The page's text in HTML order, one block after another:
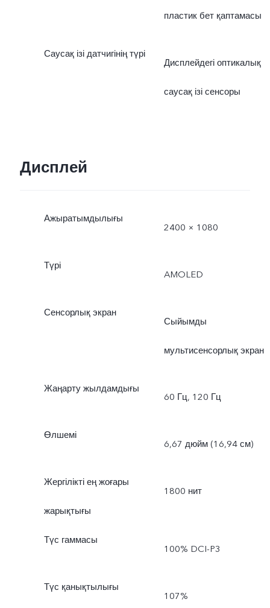
пластик бет қаптамасы
Саусақ ізі датчигінің түрі
Дисплейдегі оптикалық
саусақ ізі сенсоры
Дисплей
Ажыратымдылығы
2400 × 1080
Түрі
AMOLED
Сенсорлық экран
Сыйымды
мультисенсорлық экран
Жаңарту жылдамдығы
60 Гц, 120 Гц
Өлшемі
6,67 дюйм (16,94 см)
Жергілікті ең жоғары
жарықтығы
1800 нит
Түс гаммасы
100% DCI-P3
Түс қанықтылығы
107%